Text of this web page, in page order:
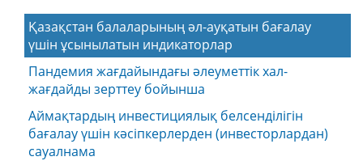
Қазақстан балаларының әл-ауқатын бағалау
үшін ұсынылатын индикаторлар
Пандемия жағдайындағы әлеуметтік хал-
жағдайды зерттеу бойынша
Аймақтардың инвестициялық белсенділігін
бағалау үшін кәсіпкерлерден (инвесторлардан)
сауалнама